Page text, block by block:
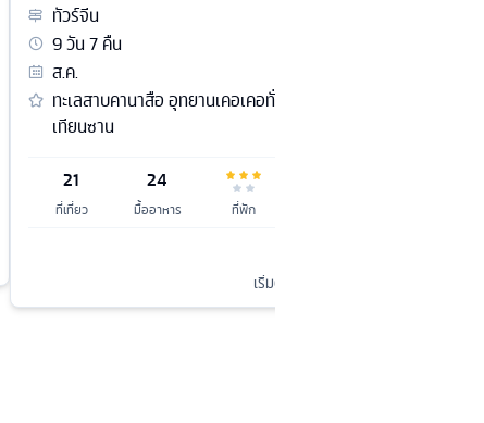
ทัวร์จีน
9วัน7คืน
ส.ค.
ทะเลสาบคานาสือ อุทยานเคอเคอทั่วไห่ อุทยาน
เทียนซาน
21
ที่เที่ยว
24
มื้ออาหาร ที่พัก
เริ่มต้น